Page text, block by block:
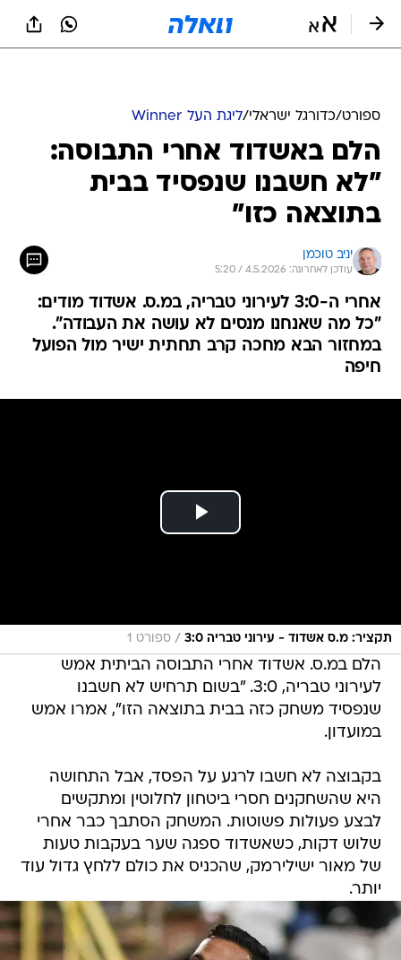
ספורט/כדורגל ישראלי/ליגת העל Winner
הלם באשדוד אחרי התבוסה:
"לא חשבנו שנפסיד בבית
בתוצאה כזו"
יניב טוכמן
עודכן לאחרונה: 4.5.2026 / 5:20
אחרי ה-3:0 לעירוני טבריה, במ.ס. אשדוד מודים:
"כל מה שאנחנו מנסים לא עושה את העבודה".
במחזור הבא מחכה קרב תחתית ישיר מול הפועל
חיפה
תקציר: מ.ס אשדוד - עירוני טבריה 3:0 / ספורט 1
הלם במ.ס. אשדוד אחרי התבוסה הביתית אמש
לעירוני טבריה, 3:0. "בשום תרחיש לא חשבנו
שנפסיד משחק כזה בבית בתוצאה הזו", אמרו אמש
במועדון.
בקבוצה לא חשבו לרגע על הפסד, אבל התחושה
היא שהשחקנים חסרי ביטחון לחלוטין ומתקשים
לבצע פעולות פשוטות. המשחק הסתבך כבר אחרי
שלוש דקות, כשאשדוד ספגה שער בעקבות טעות
של מאור ישילירמק, שהכניס את כולם ללחץ גדול עוד
יותר.